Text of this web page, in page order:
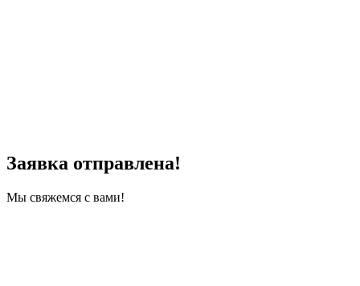
Заявка отправлена!
Мы свяжемся с вами!